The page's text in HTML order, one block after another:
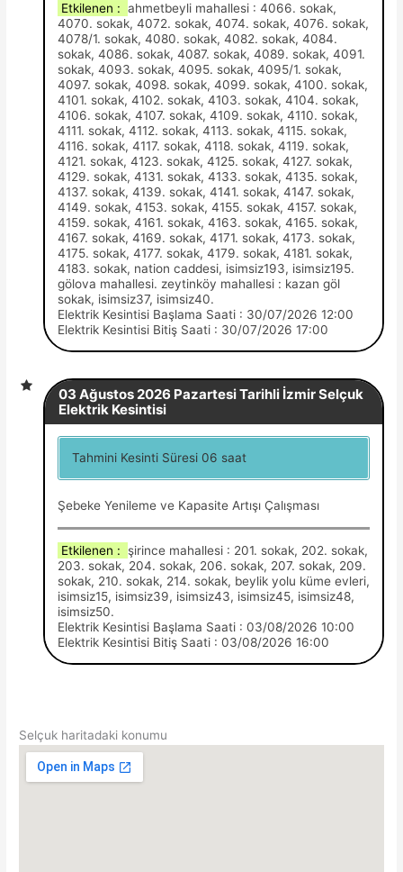
Etkilenen :ahmetbeyli mahallesi : 4066. sokak,
4070. sokak, 4072. sokak, 4074. sokak, 4076. sokak,
4078/1. sokak, 4080. sokak, 4082. sokak, 4084.
sokak, 4086. sokak, 4087. sokak, 4089. sokak, 4091.
sokak, 4093. sokak, 4095. sokak, 4095/1. sokak,
4097. sokak, 4098. sokak, 4099. sokak, 4100. sokak,
4101. sokak, 4102. sokak, 4103. sokak, 4104. sokak,
4106. sokak, 4107. sokak, 4109. sokak, 4110. sokak,
4111. sokak, 4112. sokak, 4113. sokak, 4115. sokak,
4116. sokak, 4117. sokak, 4118. sokak, 4119. sokak,
4121. sokak, 4123. sokak, 4125. sokak, 4127. sokak,
4129. sokak, 4131. sokak, 4133. sokak, 4135. sokak,
4137. sokak, 4139. sokak, 4141. sokak, 4147. sokak,
4149. sokak, 4153. sokak, 4155. sokak, 4157. sokak,
4159. sokak, 4161. sokak, 4163. sokak, 4165. sokak,
4167. sokak, 4169. sokak, 4171. sokak, 4173. sokak,
4175. sokak, 4177. sokak, 4179. sokak, 4181. sokak,
4183. sokak, nation caddesi, isimsiz193, isimsiz195.
gölova mahallesi. zeytinköy mahallesi : kazan göl
sokak, isimsiz37, isimsiz40.
Elektrik Kesintisi Başlama Saati : 30/07/2026 12:00
Elektrik Kesintisi Bitiş Saati : 30/07/2026 17:00
03 Ağustos 2026 Pazartesi Tarihli İzmir Selçuk
Elektrik Kesintisi
Tahmini Kesinti Süresi 06 saat
Şebeke Yenileme ve Kapasite Artışı Çalışması
Etkilenen : şirince mahallesi : 201. sokak, 202. sokak,
203. sokak, 204. sokak, 206. sokak, 207. sokak, 209.
sokak, 210. sokak, 214. sokak, beylik yolu küme evleri,
isimsiz15, isimsiz39, isimsiz43, isimsiz45, isimsiz48,
isimsiz50.
Elektrik Kesintisi Başlama Saati : 03/08/2026 10:00
Elektrik Kesintisi Bitiş Saati : 03/08/2026 16:00
Selçuk haritadaki konumu